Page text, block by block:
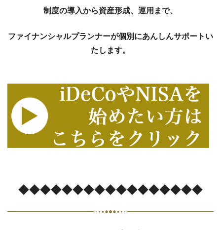
制度の導入から資産形成、運用まで、
ファイナンシャルプランナーが個別にあんしんサポートい
たします。
◆◆◆◆◆◆◆◆◆◆◆◆◆◆◆◆◆